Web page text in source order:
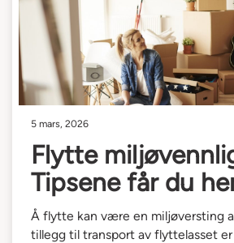
5 mars, 2026
Flytte
Tipsene får du
Å flytte kan være en miljøversting
tillegg til transport av flyttelasset